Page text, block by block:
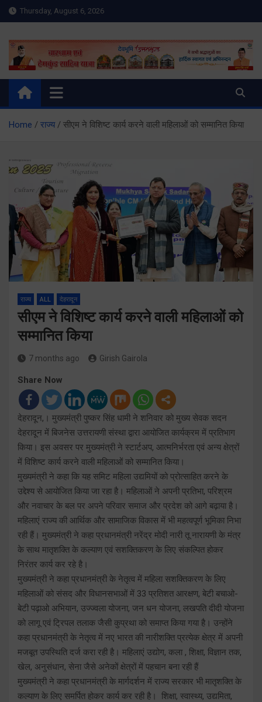
Skip
to
Thursday, August 6, 2026
Meru Raibar | Uttarakhand
News | Uttarkashi News
meruraibar.com
Home राज्य सीएम ने विशिष्ट कार्य करने वाली महिलाओं को सम्मानित किया
राज्य ALL देहरादून
सीएम ने विशिष्ट कार्य करने वाली महिलाओं को
सम्मानित किया
7 months ago Girish Gairola
Share Now
देहरादून,। मुख्यमंत्री पुष्कर सिंह धामी ने शनिवार को मुख्य सेवक सदन
देहरादून में बिजनेस उत्तरायणी संस्था द्वारा आयोजित कार्यक्रम में प्रतिभाग
किया। इस अवसर पर मुख्यमंत्री ने स्टार्टअप, आत्मनिर्भरता एवं अन्य क्षेत्रों
में विशिष्ट कार्य करने वाली महिलाओं को सम्मानित किया।
मुख्यमंत्री ने कहा कि यह समिट महिला उद्यमियों को प्रोत्साहित करने के
उद्देश्य से आयोजित किया जा रहा है। महिलाओं ने अपनी प्रतिभा, परिश्रम
और नवाचार के बल पर अपने परिवार समाज और प्रदेश को आगे बढ़ाया है।
महिलाएं राज्य की आर्थिक और सामाजिक विकास में भी महत्वपूर्ण भूमिका निभा
रही हैं। मुख्यमंत्री ने कहा प्रधानमंत्री नरेंद्र मोदी नारी तू नारायणी के मंत्र
के साथ मातृशक्ति के कल्याण एवं सशक्तिकरण के लिए संकल्पित होकर
निरंतर कार्य कर रहे है।
मुख्यमंत्री ने कहा प्रधानमंत्री के नेतृत्व में महिला सशक्तिकरण के लिए
महिलाओं को संसद और विधानसभाओं में 33 प्रतिशत आरक्षण, बेटी बचाओ-
बेटी पढ़ाओ अभियान, उज्ज्वला योजना, जन धन योजना, लखपति दीदी योजना
को लागू एवं ट्रिपल तलाक जैसी कुप्रथा को समाप्त किया गया है। उन्होंने
कहा प्रधानमंत्री के नेतृत्व में नए भारत की नारीशक्ति प्रत्येक क्षेत्र में अपनी
मजबूत उपस्थिति दर्ज करा रही है। महिलाएं उद्योग, कला , शिक्षा, विज्ञान तक,
खेल, अनुसंधान, सेना जैसे अनेकों क्षेत्रों में पहचान बना रही हैं
मुख्यमंत्री ने कहा प्रधानमंत्री के मार्गदर्शन में राज्य सरकार भी मातृशक्ति के
कल्याण के लिए समर्पित होकर कार्य कर रही है। शिक्षा, स्वास्थ्य, उद्यमिता,